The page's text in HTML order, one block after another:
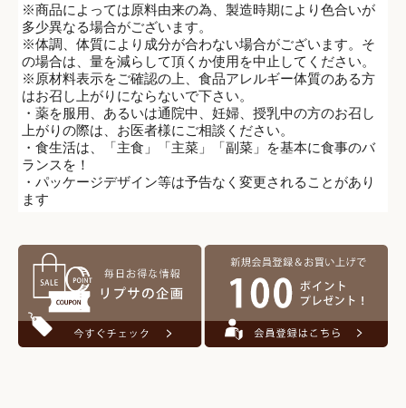
※商品によっては原料由来の為、製造時期により色合いが
多少異なる場合がございます。
※体調、体質により成分が合わない場合がございます。そ
の場合は、量を減らして頂くか使用を中止してください。
※原材料表示をご確認の上、食品アレルギー体質のある方
はお召し上がりにならないで下さい。
・薬を服用、あるいは通院中、妊婦、授乳中の方のお召し
上がりの際は、お医者様にご相談ください。
・食生活は、「主食」「主菜」「副菜」を基本に食事のバ
ランスを！
・パッケージデザイン等は予告なく変更されることがあり
ます